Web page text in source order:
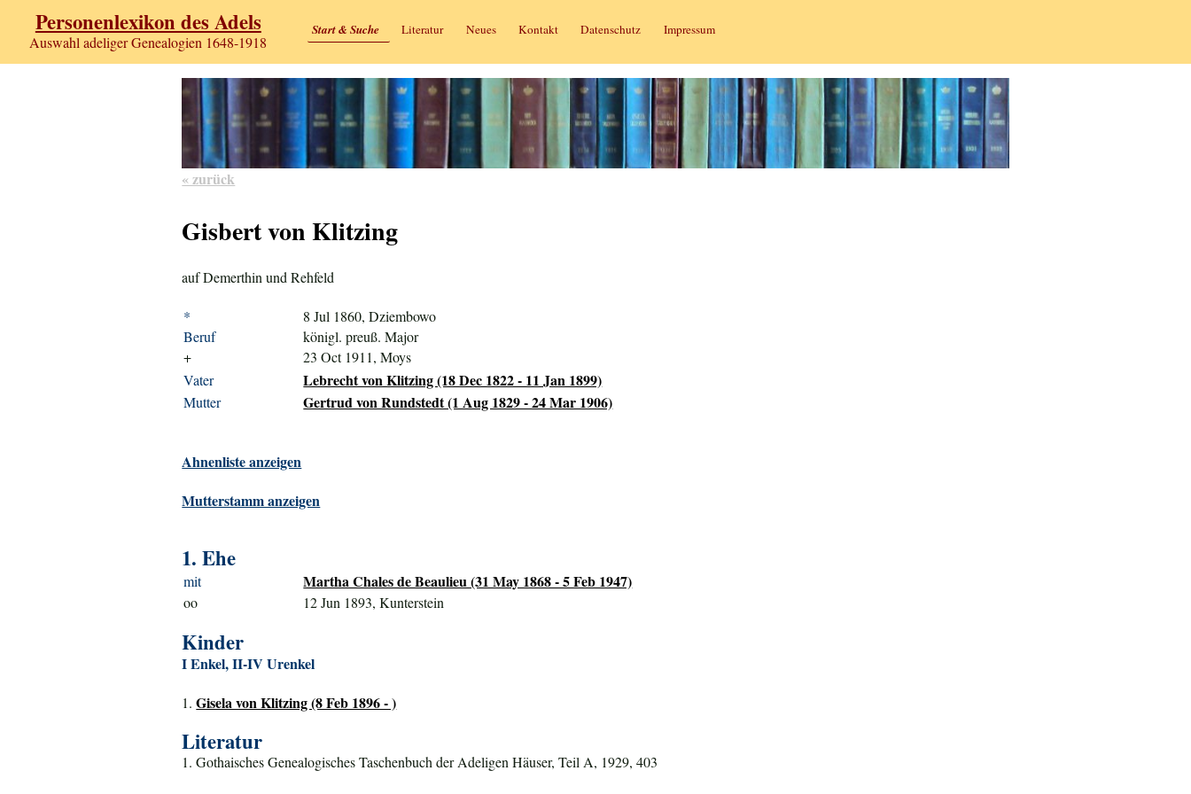
Personenlexikon des Adels
Auswahl adeliger Genealogien 1648-1918
Start & Suche Literatur Neues Kontakt Datenschutz Impressum
« zurück
Gisbert von Klitzing
auf Demerthin und Rehfeld
*
8 Jul 1860, Dziembowo
Beruf
königl. preuß. Major
+
23 Oct 1911, Moys
Vater
Lebrecht von Klitzing (18 Dec 1822 - 11 Jan 1899)
Mutter Gertrud von Rundstedt (1 Aug 1829 - 24 Mar 1906)
Ahnenliste anzeigen
Mutterstamm anzeigen
1. Ehe
mit Martha Chales de Beaulieu (31 May 1868 - 5 Feb 1947)
oo 12 Jun 1893, Kunterstein
Kinder
I Enkel, II-IV Urenkel
1.Gisela von Klitzing (8 Feb 1896 - )
Literatur
1. Gothaisches Genealogisches Taschenbuch der Adeligen Häuser, Teil A, 1929, 403